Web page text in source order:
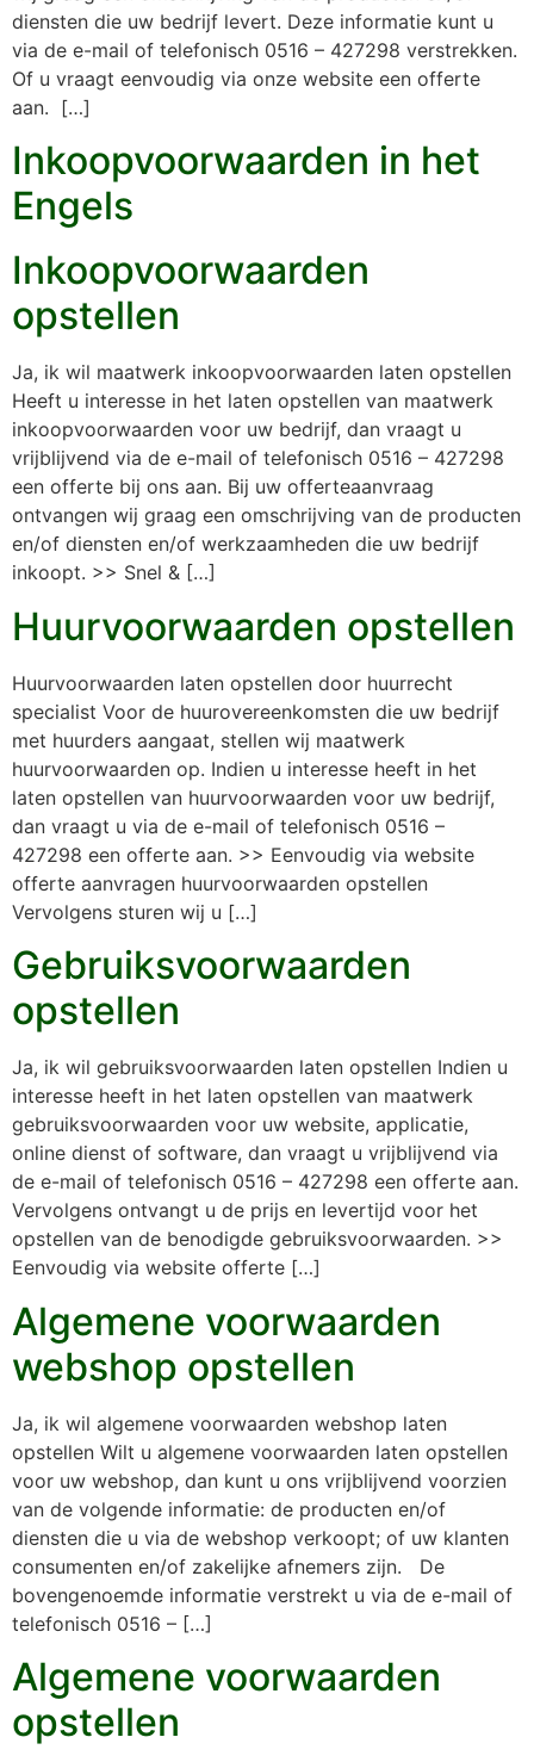
diensten die uw bedrijf levert. Deze informatie kunt u
via de e-mail of telefonisch 0516 – 427298 verstrekken.
Of u vraagt eenvoudig via onze website een offerte
aan. […]
Inkoopvoorwaarden in het
Engels
Inkoopvoorwaarden
opstellen
Ja, ik wil maatwerk inkoopvoorwaarden laten opstellen
Heeft u interesse in het laten opstellen van maatwerk
inkoopvoorwaarden voor uw bedrijf, dan vraagt u
vrijblijvend via de e-mail of telefonisch 0516 – 427298
een offerte bij ons aan. Bij uw offerteaanvraag
ontvangen wij graag een omschrijving van de producten
en/of diensten en/of werkzaamheden die uw bedrijf
inkoopt. >> Snel & […]
Huurvoorwaarden opstellen
Huurvoorwaarden laten opstellen door huurrecht
specialist Voor de huurovereenkomsten die uw bedrijf
met huurders aangaat, stellen wij maatwerk
huurvoorwaarden op. Indien u interesse heeft in het
laten opstellen van huurvoorwaarden voor uw bedrijf,
dan vraagt u via de e-mail of telefonisch 0516 –
427298 een offerte aan. >> Eenvoudig via website
offerte aanvragen huurvoorwaarden opstellen
Vervolgens sturen wij u […]
Gebruiksvoorwaarden
opstellen
Ja, ik wil gebruiksvoorwaarden laten opstellen Indien u
interesse heeft in het laten opstellen van maatwerk
gebruiksvoorwaarden voor uw website, applicatie,
online dienst of software, dan vraagt u vrijblijvend via
de e-mail of telefonisch 0516 – 427298 een offerte aan.
Vervolgens ontvangt u de prijs en levertijd voor het
opstellen van de benodigde gebruiksvoorwaarden. >>
Eenvoudig via website offerte […]
Algemene voorwaarden
webshop opstellen
Ja, ik wil algemene voorwaarden webshop laten
opstellen Wilt u algemene voorwaarden laten opstellen
voor uw webshop, dan kunt u ons vrijblijvend voorzien
van de volgende informatie: de producten en/of
diensten die u via de webshop verkoopt; of uw klanten
consumenten en/of zakelijke afnemers zijn. De
bovengenoemde informatie verstrekt u via de e-mail of
telefonisch 0516 – […]
Algemene voorwaarden
opstellen